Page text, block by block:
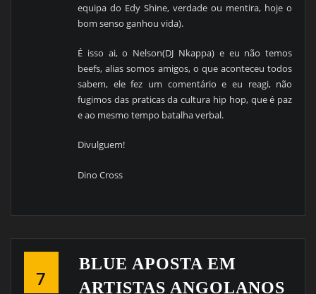
equipa do Edy Shine, verdade ou mentira, hoje o
bom senso ganhou vida).
É isso ai, o Nelson(DJ Nkappa) e eu não temos
beefs, alias somos amigos, o que aconteceu todos
sabem, ele fez um comentário e eu reagi, não
fugimos das praticas da cultura hip hop, que é paz
e ao mesmo tempo batalha verbal.
Divulguem!
Dino Cross
7
BLUE APOSTA EM
ARTISTAS ANGOLANOS